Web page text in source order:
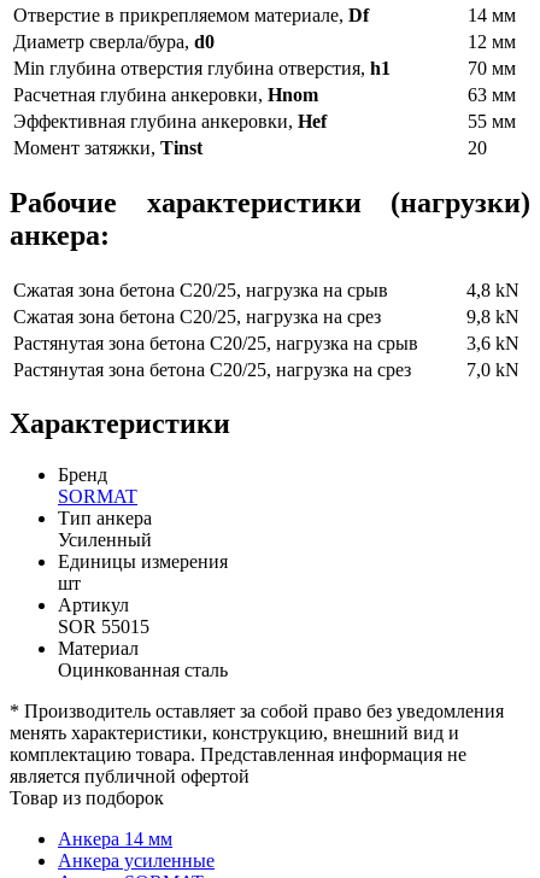
Отверстие в прикрепляемом материале, Df
14 мм
Диаметр сверла/бура, d0
12 мм
Min глубина отверстия глубина отверстия, h1
70 мм
Расчетная глубина анкеровки, Hnom
63 мм
Эффективная глубина анкеровки, Hef
55 мм
Момент затяжки, Tinst 20
Рабочие характеристики (нагрузки)
анкера:
Сжатая зона бетона С20/25, нагрузка на срыв
4,8 kN
Сжатая зона бетона С20/25, нагрузка на срез
9,8 kN
Растянутая зона бетона С20/25, нагрузка на срыв
3,6 kN
Растянутая зона бетона С20/25, нагрузка на срез
7,0 kN
Характеристики
Бренд
SORMAT
Тип анкера
Усиленный
Единицы измерения
шт
Артикул
SOR 55015
Материал
Оцинкованная сталь
* Производитель оставляет за собой право без уведомления
менять характеристики, конструкцию, внешний вид и
комплектацию товара. Представленная информация не
является публичной офертой
Товар из подборок
Анкера 14 мм
Анкера усиленные